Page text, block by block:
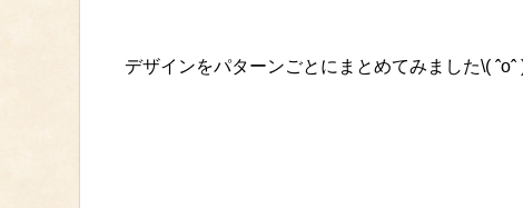
デザインをパターンごとにまとめてみました\( ˆoˆ